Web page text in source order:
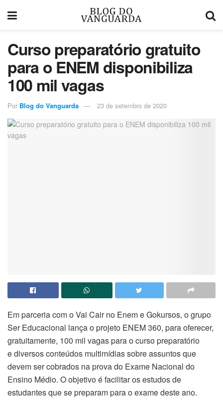
Curso preparatório gratuito
para o ENEM disponibiliza
100 mil vagas
Por Blog do Vanguarda 23 de setembro de 2020
Em parceria com o Vai Cair no Enem e Gokursos, o grupo
Ser Educacional lança o projeto ENEM 360, para oferecer,
gratuitamente, 100 mil vagas para o curso preparatório
e diversos conteúdos multimídias sobre assuntos que
devem ser cobrados na prova do Exame Nacional do
Ensino Médio. O objetivo é facilitar os estudos de
estudantes que se preparam para o exame deste ano.